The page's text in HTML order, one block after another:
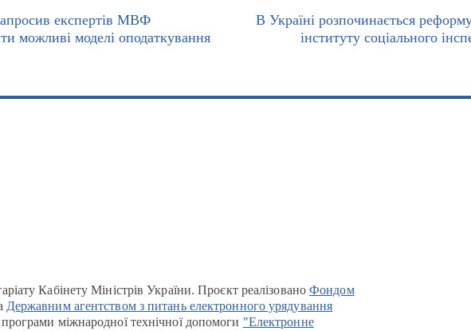
експертів МВФ
можливі моделі оподаткування
В Україні розпочинається
інституту соціального
Кабінету Міністрів України. Проєкт реалізованоФондом
Державним агентством з питань електронного урядування
міжнародної технічної допомоги "Електронне